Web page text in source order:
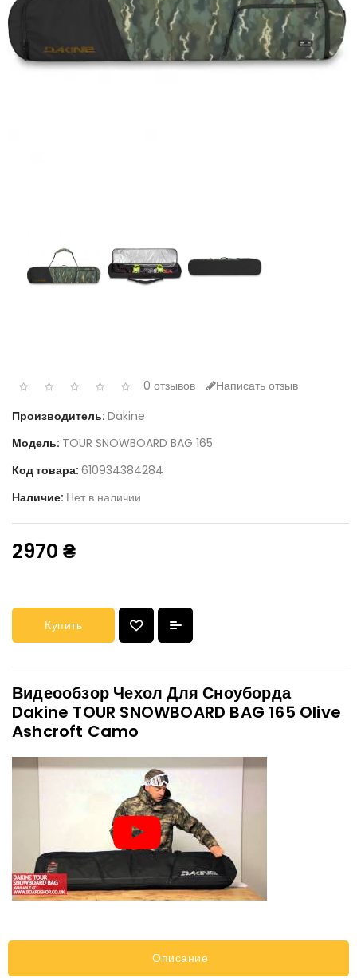
0 отзывов
Написать отзыв
Производитель: Dakine
Модель: TOUR SNOWBOARD BAG 165
Код товара: 610934384284
Наличие: Нет в наличии
2970 ₴
Купить
Видеообзор Чехол Для Сноуборда
Dakine TOUR SNOWBOARD BAG 165 Olive
Ashcroft Camo
Описание